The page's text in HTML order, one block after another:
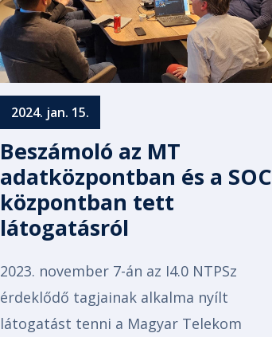
2024. jan. 15.
Beszámoló az MT
adatközpontban és a SOC
központban tett
látogatásról
2023. november 7-án az I4.0 NTPSz
érdeklődő tagjainak alkalma nyílt
látogatást tenni a Magyar Telekom